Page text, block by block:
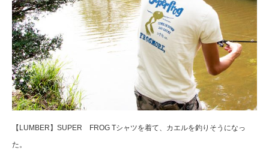
【LUMBER】SUPER FROG Tシャツを着て、カエルを釣りそうになっ
た。